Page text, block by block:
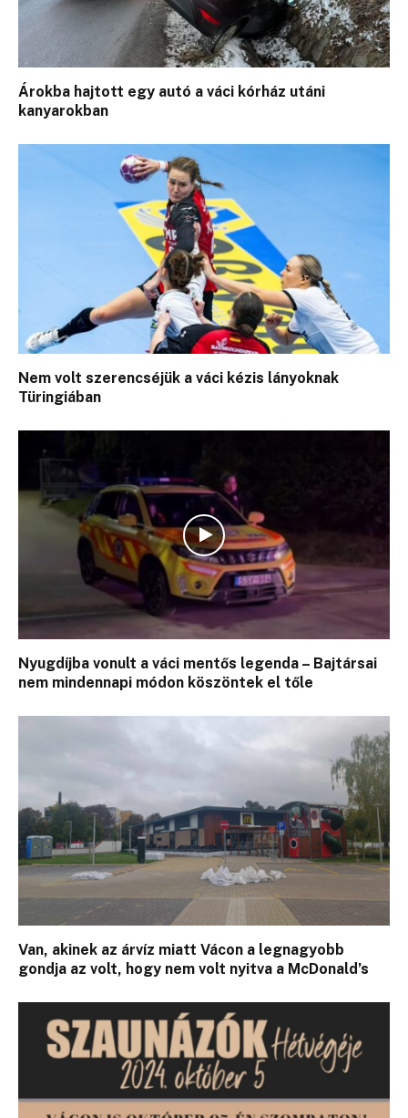
Árokba hajtott egy autó a váci kórház utáni
kanyarokban
Nem volt szerencséjük a váci kézis lányoknak
Türingiában
Nyugdíjba vonult a váci mentős legenda – Bajtársai
nem mindennapi módon köszöntek el tőle
Van, akinek az árvíz miatt Vácon a legnagyobb
gondja az volt, hogy nem volt nyitva a McDonald’s